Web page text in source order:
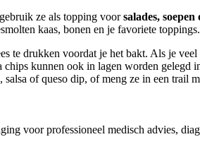
ze als topping voorsalades, soepen
kaas, bonen en je favoriete toppings.
te drukken voordat je het bakt. Als je
kunnen ook in lagen worden gelegd
of queso dip, of meng ze in een trail
voor professioneel medisch advies,